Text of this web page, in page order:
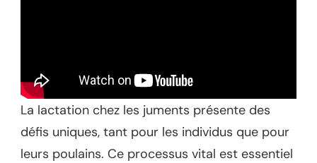
La lactation chez les juments présente des
défis uniques, tant pour les individus que pour
leurs poulains. Ce processus vital est essentiel